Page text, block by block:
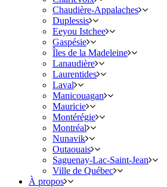
Chaudière-Appalaches
Duplessis
Eeyou Istchee
Gaspésie
Îles de la Madeleine
Lanaudière
Laurentides
Laval
Manicouagan
Mauricie
Montérégie
Montréal
Nunavik
Outaouais
Saguenay-Lac-Saint-Jean
Ville de Québec
À propos